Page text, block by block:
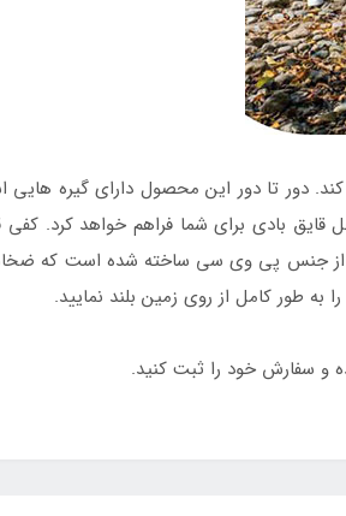
دور تا دور این محصول دارای گیره
بادی برای شما فراهم خواهد کرد. کفی
از جنس پی وی سی ساخته شده است که
به طور کامل از روی زمین بلند نمایید.
و سفارش خود را ثبت کنید.